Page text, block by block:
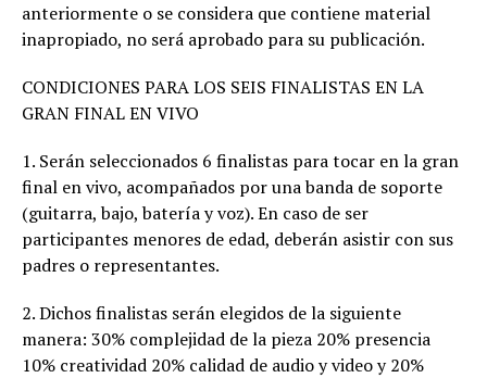
anteriormente o se considera que contiene material
inapropiado, no será aprobado para su publicación.
CONDICIONES PARA LOS SEIS FINALISTAS EN LA
GRAN FINAL EN VIVO
1. Serán seleccionados 6 finalistas para tocar en la gran
final en vivo, acompañados por una banda de soporte
(guitarra, bajo, batería y voz). En caso de ser
participantes menores de edad, deberán asistir con sus
padres o representantes.
2. Dichos finalistas serán elegidos de la siguiente
manera: 30% complejidad de la pieza 20% presencia
10% creatividad 20% calidad de audio y video y 20%